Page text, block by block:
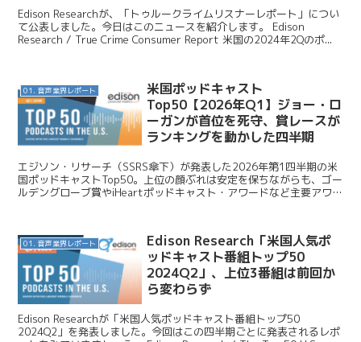
Edison Researchが、「トゥルークライムリスナーレポート」につい
て公表しました。今日はこのニュースを紹介します。 Edison
Research / True Crime Consumer Report 米国の2024年2Qのポ...
01. 音声業界レポート
米国ポッドキャスト
Top50【2026年Q1】ジョー・ロ
ーガンが首位を死守、賞レースが
ランキングを動かした四半期
エジソン・リサーチ（SSRS傘下）が発表した2026年第1四半期の米
国ポッドキャストTop50。上位の顔ぶれは安定を保ちながらも、ゴー
ルデングローブ賞やiHeartポッドキャスト・アワードなど主要アワー
01. 音声業界レポート
Edison Research「米国人気ポ
ッドキャスト番組トップ50
2024Q2」、上位3番組は前回か
ら変わらず
Edison Researchが「米国人気ポッドキャスト番組トップ50
2024Q2」を発表しました。今回はこの四半期ごとに発表されるレポ